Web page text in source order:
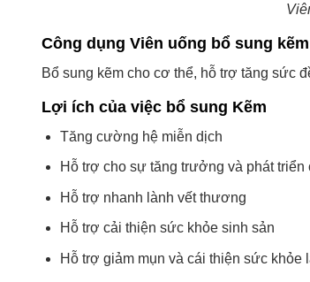
Công dụng Viên uống bổ sung
Bổ sung kẽm cho cơ thể, hỗ trợ tăng sức
Lợi ích của việc bổ sung Kẽm
Tăng cường hệ miễn dịch
Hỗ trợ cho sự tăng trưởng và phát triển
Hỗ trợ nhanh lành vết thương
Hỗ trợ cải thiện sức khỏe sinh sản
Hỗ trợ giảm mụn và cái thiện sức khỏe